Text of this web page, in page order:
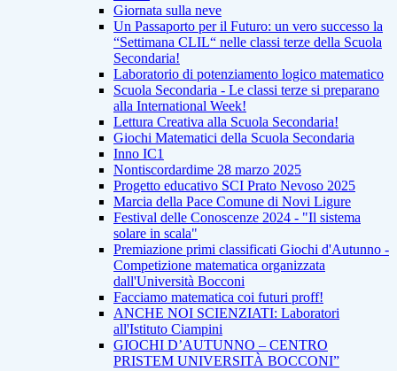
Giornata sulla neve
Un Passaporto per il Futuro: un vero successo la
“Settimana CLIL“ nelle classi terze della Scuola
Secondaria!
Laboratorio di potenziamento logico matematico
Scuola Secondaria - Le classi terze si preparano
alla International Week!
Lettura Creativa alla Scuola Secondaria!
Giochi Matematici della Scuola Secondaria
Inno IC1
Nontiscordardime 28 marzo 2025
Progetto educativo SCI Prato Nevoso 2025
Marcia della Pace Comune di Novi Ligure
Festival delle Conoscenze 2024 - "Il sistema
solare in scala"
Premiazione primi classificati Giochi d'Autunno -
Competizione matematica organizzata
dall'Università Bocconi
Facciamo matematica coi futuri proff!
ANCHE NOI SCIENZIATI: Laboratori
all'Istituto Ciampini
GIOCHI D’AUTUNNO – CENTRO
PRISTEM UNIVERSITÀ BOCCONI”